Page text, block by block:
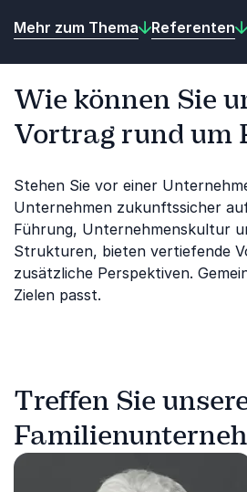
Mehr zum Thema Referenten
Wie können Sie
Vortrag rund um
Stehen Sie vor einer
Unternehmen zukunftssicher
Führung, Unternehmenskultur
Strukturen, bieten vertiefende
zusätzliche Perspektiven.
Zielen passt.
Treffen Sie